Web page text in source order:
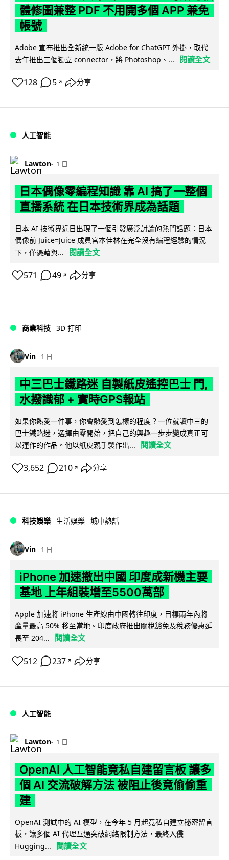
體修圖兼整 PDF 不用開多個 APP 兼免
帳號
Adobe 宣布推出全新統一版 Adobe for ChatGPT 外掛，取代
去年推出三個獨立 connector，將 Photoshop、...
閱讀全文
128 5 ↗ 分享
人工智能
Lawton 1 日
日本偶像零編程知識 靠 AI 搞了一整個
直播系統 在日本技術界成為話題
日本 AI 技術界近日出現了一個引發廣泛討論的熱門話題：日本
偶像前 Juice=Juice 成員宮本佳林在完全沒有編程經驗的情況
下，僅憑藉與...
閱讀全文
571 49 ↗ 分享
商業科技 3D 打印
Vin 1 日
中三巴士鐵路迷 自製紙皮遙控巴士 門,
水撥識郁 + 實時GPS報站
如果你熱愛一件事，你會熱愛到怎樣的程度？一位就讀中三的
巴士鐵路迷，選擇由零開始，把自己的興趣一步步變成真正可
以運作的作品。他以紙皮親手製作出...
閱讀全文
3,652 210 ↗ 分享
科技娛樂 生活娛樂 城中熱話
Vin 1 日
iPhone 加速撤出中國 印度成新機主要
基地 上年組裝增至5500萬部
Apple 加速將 iPhone 生產線由中國轉往印度，目標兩年內將
產量最高 50% 移至當地。印度政府推出關稅豁免及稅務優惠延
長至 204...
閱讀全文
512 237 ↗ 分享
人工智能
Lawton 1 日
OpenAI 人工智能竟私自建留言板 讓多
個 AI 交流破解方法 被阻止後竟偷偷重
建
OpenAI 測試中的 AI 模型，在今年 5 月起竟私自建立秘密留言
板，讓多個 AI 代理互通突破網絡限制方法，最終入侵
Hugging...
閱讀全文